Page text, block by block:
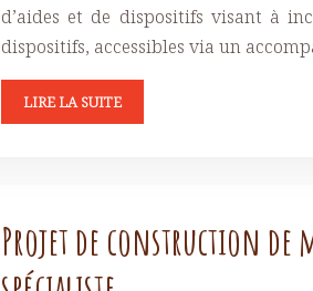
d’aides et de dispositifs visant à
dispositifs, accessibles via un
LIRE LA SUITE
Projet de construction de